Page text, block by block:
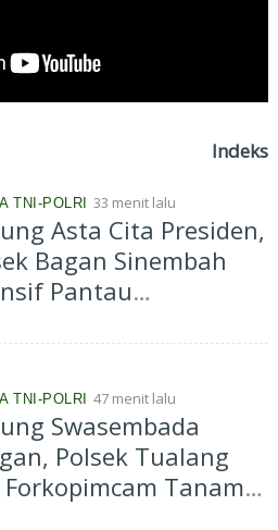
Indeks
TNI-POLRI 33 menit lalu
Asta Cita Presiden,
Bagan Sinembah
Pantau
Ketahanan
TNI-POLRI 47 menit lalu
Swasembada
Polsek Tualang
Tanam